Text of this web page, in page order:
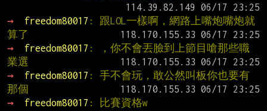
→
freedom80017 : 跟LOL一樣啊，網路上嘴炮嘴炮就
算了
→
freedom80017 : ，你不會丟臉到上節目嗆那些職
業選
→
freedom80017 : 手不會玩，敢公然叫板你也要有
那個
→
freedom80017 : 比賽資格w